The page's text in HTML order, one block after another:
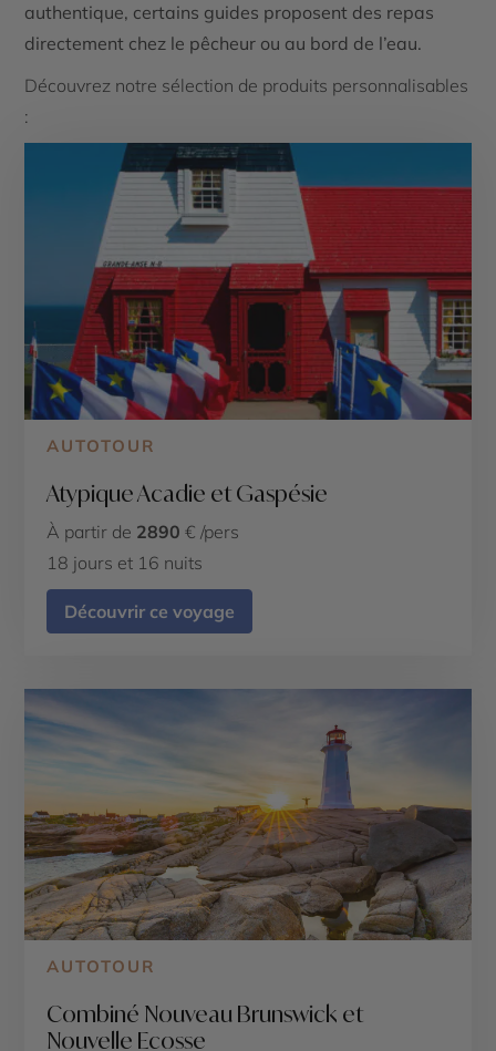
authentique, certains guides proposent des repas
directement chez le pêcheur ou au bord de l’eau.
Découvrez notre sélection de produits personnalisables
:
AUTOTOUR
Atypique Acadie et Gaspésie
À partir de 2890 € /pers
18 jours et 16 nuits
Découvrir ce voyage
AUTOTOUR
Combiné Nouveau Brunswick et
Nouvelle Ecosse